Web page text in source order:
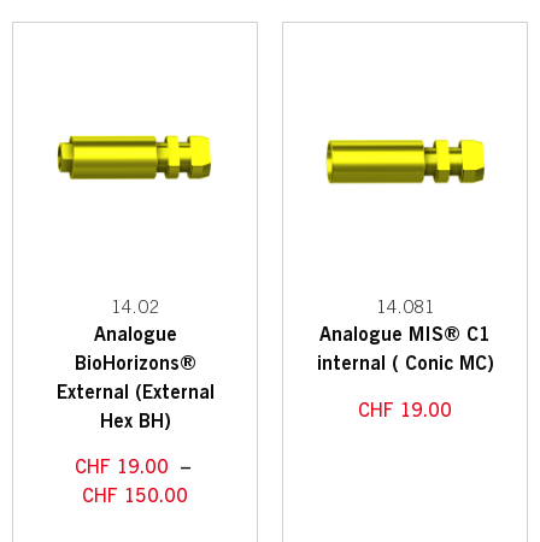
14.02
Analogue
BioHorizons®
External (External
Hex BH)
CHF 19.00 –
CHF 150.00
14.081
Analogue MIS® C1
internal ( Conic MC)
CHF 19.00